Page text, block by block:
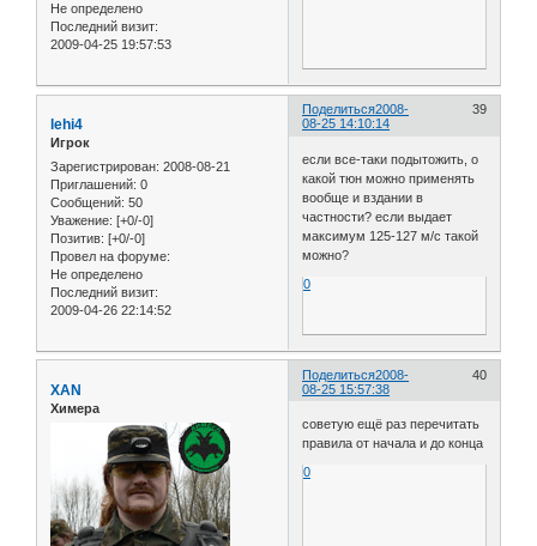
Не определено
Последний визит:
2009-04-25 19:57:53
Поделиться 39
2008-
08-25 14:10:14
lehi4
Игрок
Зарегистрирован: 2008-08-21
Приглашений: 0
Сообщений: 50
Уважение: [+0/-0]
Позитив: [+0/-0]
Провел на форуме:
Не определено
Последний визит:
2009-04-26 22:14:52
если все-таки подытожить, о
какой тюн можно применять
вообще и вздании в
частности? если выдает
максимум 125-127 м/с такой
можно?
0
Поделиться 40
2008-
08-25 15:57:38
XAN
Химера
советую ещё раз перечитать
правила от начала и до конца
0